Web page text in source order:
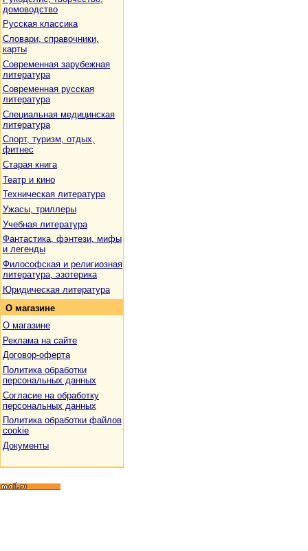
домоводство
Русская классика
Словари, справочники,
карты
Современная зарубежная
литература
Современная русская
литература
Специальная медицинская
литература
Спорт, туризм, отдых,
фитнес
Старая книга
Театр и кино
Техническая литература
Ужасы, триллеры
Учебная литература
Фантастика, фэнтези, мифы
и легенды
Философская и религиозная
литература, эзотерика
Юридическая литература
О магазине
О магазине
Реклама на сайте
Договор-оферта
Политика обработки
персональных данных
Согласие на обработку
персональных данных
Политика обработки файлов
cookie
Документы